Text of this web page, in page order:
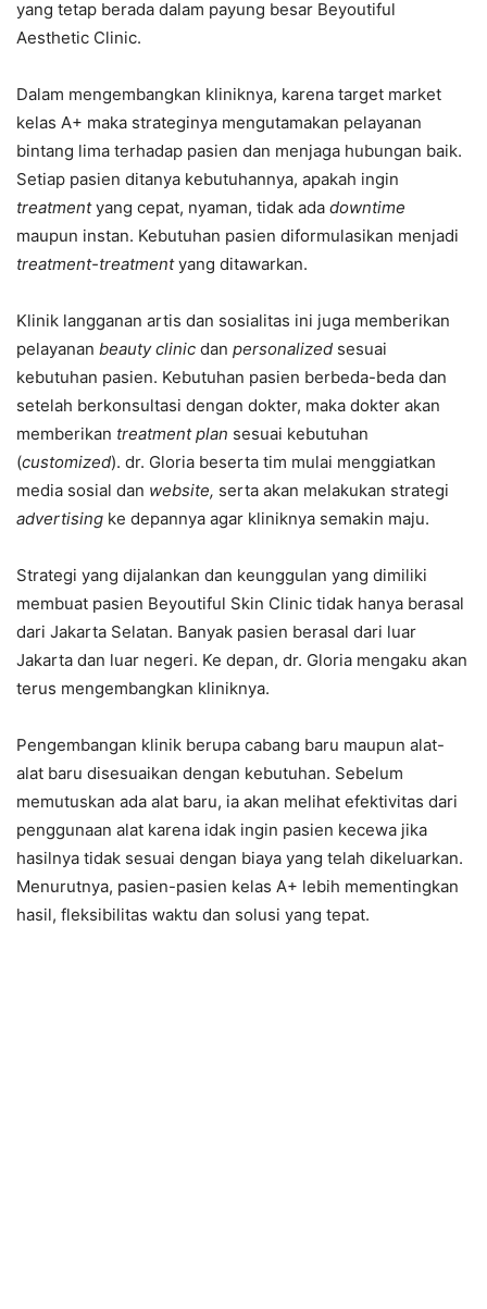
yang tetap berada dalam payung besar Beyoutiful
Aesthetic Clinic.
Dalam mengembangkan kliniknya, karena target market
kelas A+ maka strateginya mengutamakan pelayanan
bintang lima terhadap pasien dan menjaga hubungan baik.
Setiap pasien ditanya kebutuhannya, apakah ingin
treatmentyang cepat, nyaman, tidak ada downtime
maupun instan. Kebutuhan pasien diformulasikan menjadi
treatment-treatmentyang ditawarkan.
Klinik langganan artis dan sosialitas ini juga memberikan
pelayanan beauty clinic dan personalized sesuai
kebutuhan pasien. Kebutuhan pasien berbeda-beda dan
setelah berkonsultasi dengan dokter, maka dokter akan
memberikan treatment plan sesuai kebutuhan
(customized). dr. Gloria beserta tim mulai menggiatkan
media sosial dan website, serta akan melakukan strategi
advertising ke depannya agar kliniknya semakin maju.
Strategi yang dijalankan dan keunggulan yang dimiliki
membuat pasien Beyoutiful Skin Clinic tidak hanya berasal
dari Jakarta Selatan. Banyak pasien berasal dari luar
Jakarta dan luar negeri. Ke depan, dr. Gloria mengaku akan
terus mengembangkan kliniknya.
Pengembangan klinik berupa cabang baru maupun alat-
alat baru disesuaikan dengan kebutuhan. Sebelum
memutuskan ada alat baru, ia akan melihat efektivitas dari
penggunaan alat karena idak ingin pasien kecewa jika
hasilnya tidak sesuai dengan biaya yang telah dikeluarkan.
Menurutnya, pasien-pasien kelas A+ lebih mementingkan
hasil, fleksibilitas waktu dan solusi yang tepat.